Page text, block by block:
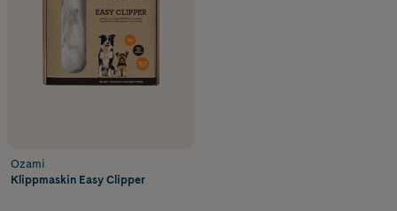
Ozami
Klippmaskin Easy Clipper